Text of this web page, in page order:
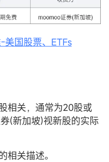
美国股票、ETFs
相关，通常为20股或
(新加坡)视新股的实际
相关描述。